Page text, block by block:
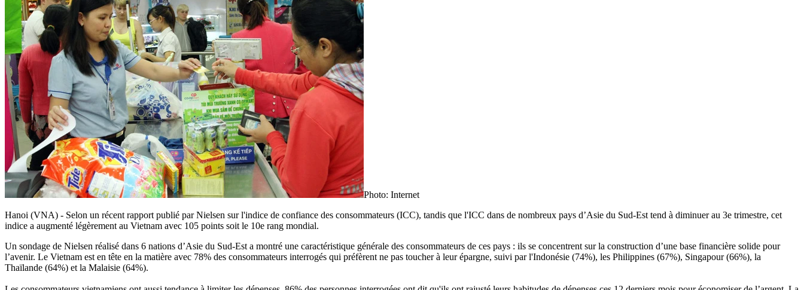
Photo: Internet
Hanoi (VNA) - Selon un récent rapport publié par Nielsen sur l'indice de confiance des consommateurs (ICC), tandis que l'ICC dans de nombreux pays d’Asie du Sud-Est tend à diminuer au 3e trimestre, cet
indice a augmenté légèrement au Vietnam avec 105 points soit le 10e rang mondial.
Un sondage de Nielsen réalisé dans 6 nations d’Asie du Sud-Est a montré une caractéristique générale des consommateurs de ces pays : ils se concentrent sur la construction d’une base financière solide pour
l’avenir. Le Vietnam est en tête en la matière avec 78% des consommateurs interrogés qui préfèrent ne pas toucher à leur épargne, suivi par l'Indonésie (74%), les Philippines (67%), Singapour (66%), la
Thaïlande (64%) et la Malaisie (64%).